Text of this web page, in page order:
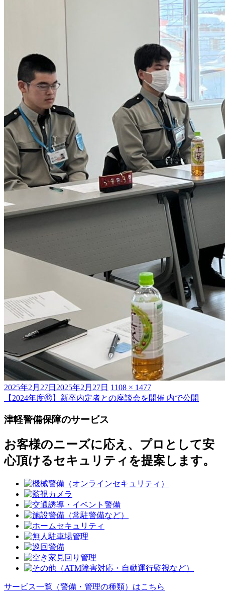
投
稿
2025年2月27日 2025年2月27日 フ
ル
1108 × 1477
投
稿
ビ
ゲ
【2024年度㊷】新卒内定者との座談会を開催 内で公開
津軽警備保障のサービス
お客様のニーズに応え、プロとして安
心頂けるセキュリティを提案します。
サービス一覧 （警備・管理の種類） はこちら